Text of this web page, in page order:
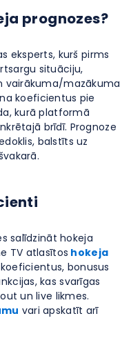
prognozes?
eksperts, kurš pirms
situāciju,
vairākuma/mazākuma
koeficientus pie
kurā platformā
brīdī. Prognoze
balstīts uz
salīdzināt hokeja
TV atlasītos hokeja
bonusus
kas svarīgas
un live likmes.
vari apskatīt arī